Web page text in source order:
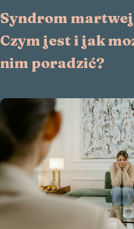
Syndrom
Czym jest i jak
nim poradzić?